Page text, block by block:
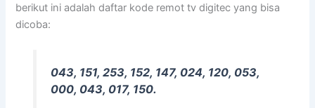
berikut ini adalah daftar kode remot tv digitec yang bisa
dicoba:
043, 151, 253, 152, 147, 024, 120, 053,
000, 043, 017, 150.